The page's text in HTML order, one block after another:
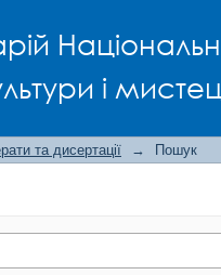
і
та дисертації → Пошук